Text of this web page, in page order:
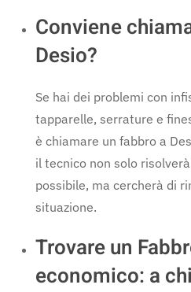
Conviene
Desio?
Se hai dei problemi con
tapparelle, serrature e
è chiamare un fabbro a
il tecnico non solo
possibile, ma cercherà di
situazione.
Trovare un
economico: a